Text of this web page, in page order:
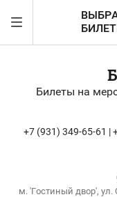
Билеты на
+7 (931) 349-65-61 |
м. 'Гостиный двор',